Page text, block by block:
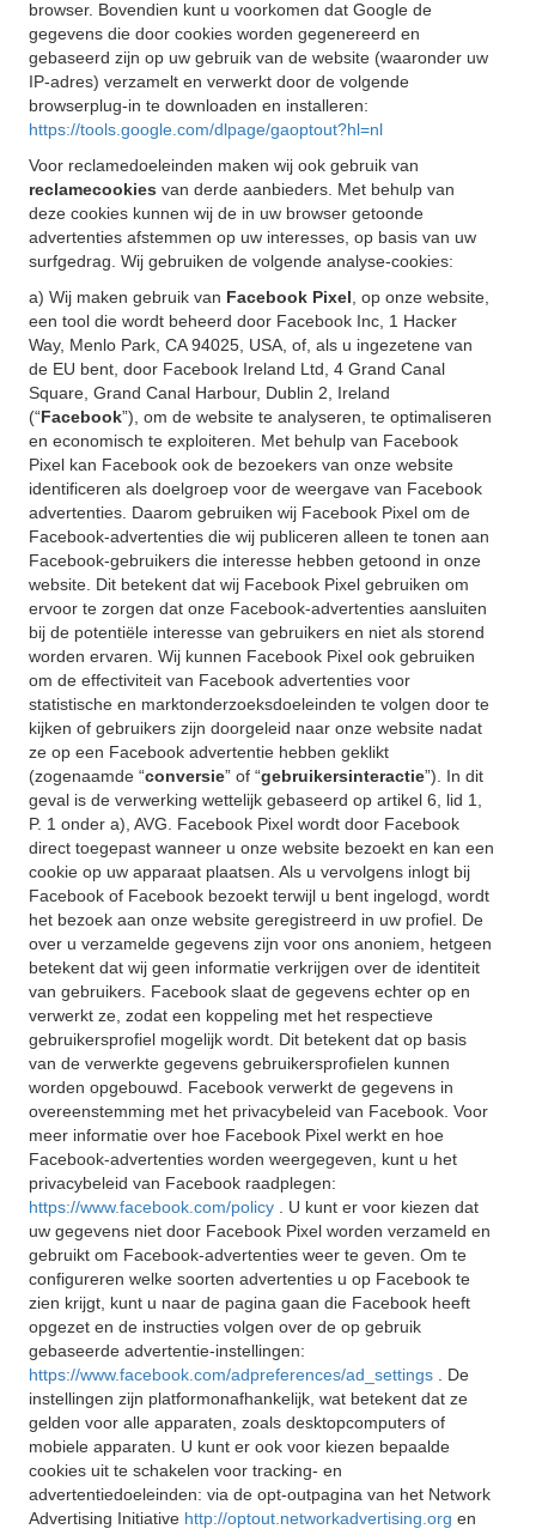
browser. Bovendien kunt u voorkomen dat Google de
gegevens die door cookies worden gegenereerd en
gebaseerd zijn op uw gebruik van de website (waaronder uw
IP-adres) verzamelt en verwerkt door de volgende
browserplug-in te downloaden en installeren:
https://tools.google.com/dlpage/gaoptout?hl=nl
Voor reclamedoeleinden maken wij ook gebruik van
reclamecookies van derde aanbieders. Met behulp van
deze cookies kunnen wij de in uw browser getoonde
advertenties afstemmen op uw interesses, op basis van uw
surfgedrag. Wij gebruiken de volgende analyse-cookies:
a) Wij maken gebruik van Facebook Pixel , op onze website,
een tool die wordt beheerd door Facebook Inc, 1 Hacker
Way, Menlo Park, CA 94025, USA, of, als u ingezetene van
de EU bent, door Facebook Ireland Ltd, 4 Grand Canal
Square, Grand Canal Harbour, Dublin 2, Ireland
(“Facebook”), om de website te analyseren, te optimaliseren
en economisch te exploiteren. Met behulp van Facebook
Pixel kan Facebook ook de bezoekers van onze website
identificeren als doelgroep voor de weergave van Facebook
advertenties. Daarom gebruiken wij Facebook Pixel om de
Facebook-advertenties die wij publiceren alleen te tonen aan
Facebook-gebruikers die interesse hebben getoond in onze
website. Dit betekent dat wij Facebook Pixel gebruiken om
ervoor te zorgen dat onze Facebook-advertenties aansluiten
bij de potentiële interesse van gebruikers en niet als storend
worden ervaren. Wij kunnen Facebook Pixel ook gebruiken
om de effectiviteit van Facebook advertenties voor
statistische en marktonderzoeksdoeleinden te volgen door te
kijken of gebruikers zijn doorgeleid naar onze website nadat
ze op een Facebook advertentie hebben geklikt
(zogenaamde “conversie” of “gebruikersinteractie”). In dit
geval is de verwerking wettelijk gebaseerd op artikel 6, lid 1,
P. 1 onder a), AVG. Facebook Pixel wordt door Facebook
direct toegepast wanneer u onze website bezoekt en kan een
cookie op uw apparaat plaatsen. Als u vervolgens inlogt bij
Facebook of Facebook bezoekt terwijl u bent ingelogd, wordt
het bezoek aan onze website geregistreerd in uw profiel. De
over u verzamelde gegevens zijn voor ons anoniem, hetgeen
betekent dat wij geen informatie verkrijgen over de identiteit
van gebruikers. Facebook slaat de gegevens echter op en
verwerkt ze, zodat een koppeling met het respectieve
gebruikersprofiel mogelijk wordt. Dit betekent dat op basis
van de verwerkte gegevens gebruikersprofielen kunnen
worden opgebouwd. Facebook verwerkt de gegevens in
overeenstemming met het privacybeleid van Facebook. Voor
meer informatie over hoe Facebook Pixel werkt en hoe
Facebook-advertenties worden weergegeven, kunt u het
privacybeleid van Facebook raadplegen:
https://www.facebook.com/policy
. U kunt er voor kiezen dat
uw gegevens niet door Facebook Pixel worden verzameld en
gebruikt om Facebook-advertenties weer te geven. Om te
configureren welke soorten advertenties u op Facebook te
zien krijgt, kunt u naar de pagina gaan die Facebook heeft
opgezet en de instructies volgen over de op gebruik
gebaseerde advertentie-instellingen:
https://www.facebook.com/adpreferences/ad_settings
. De
instellingen zijn platformonafhankelijk, wat betekent dat ze
gelden voor alle apparaten, zoals desktopcomputers of
mobiele apparaten. U kunt er ook voor kiezen bepaalde
cookies uit te schakelen voor tracking- en
advertentiedoeleinden: via de opt-outpagina van het Network
Advertising Initiative http://optout.networkadvertising.org en